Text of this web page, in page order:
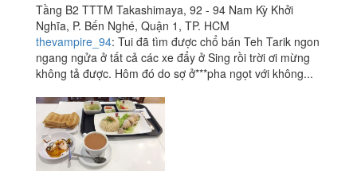
Tầng B2 TTTM Takashimaya, 92 - 94 Nam Kỳ Khởi
Nghĩa, P. Bến Nghé, Quận 1, TP. HCM
thevampire_94: Tui đã tìm được chổ bán Teh Tarik ngon
ngang ngửa ở tất cả các xe đẩy ở Sing rồi trời ơi mừng
không tả được. Hôm đó do sợ ở***pha ngọt với không...